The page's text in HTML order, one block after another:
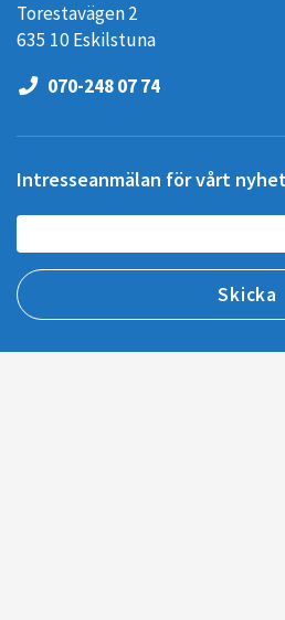
Torestavägen 2
635 10 Eskilstuna
070-248 07 74
Intresseanmälan för vårt